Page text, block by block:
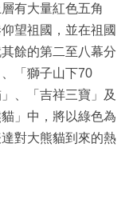
有大量紅色五角
望祖國，並在祖國
餘的第二至八幕分
「獅子山下70
、「吉祥三寶」及
」中，將以綠色為
對大熊貓到來的熱